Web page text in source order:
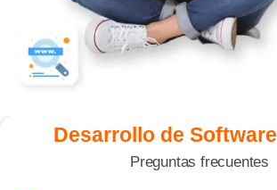
Desarrollo de Software
Preguntas frecuentes